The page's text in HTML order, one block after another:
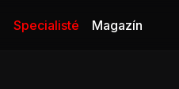
Specialisté Magazín